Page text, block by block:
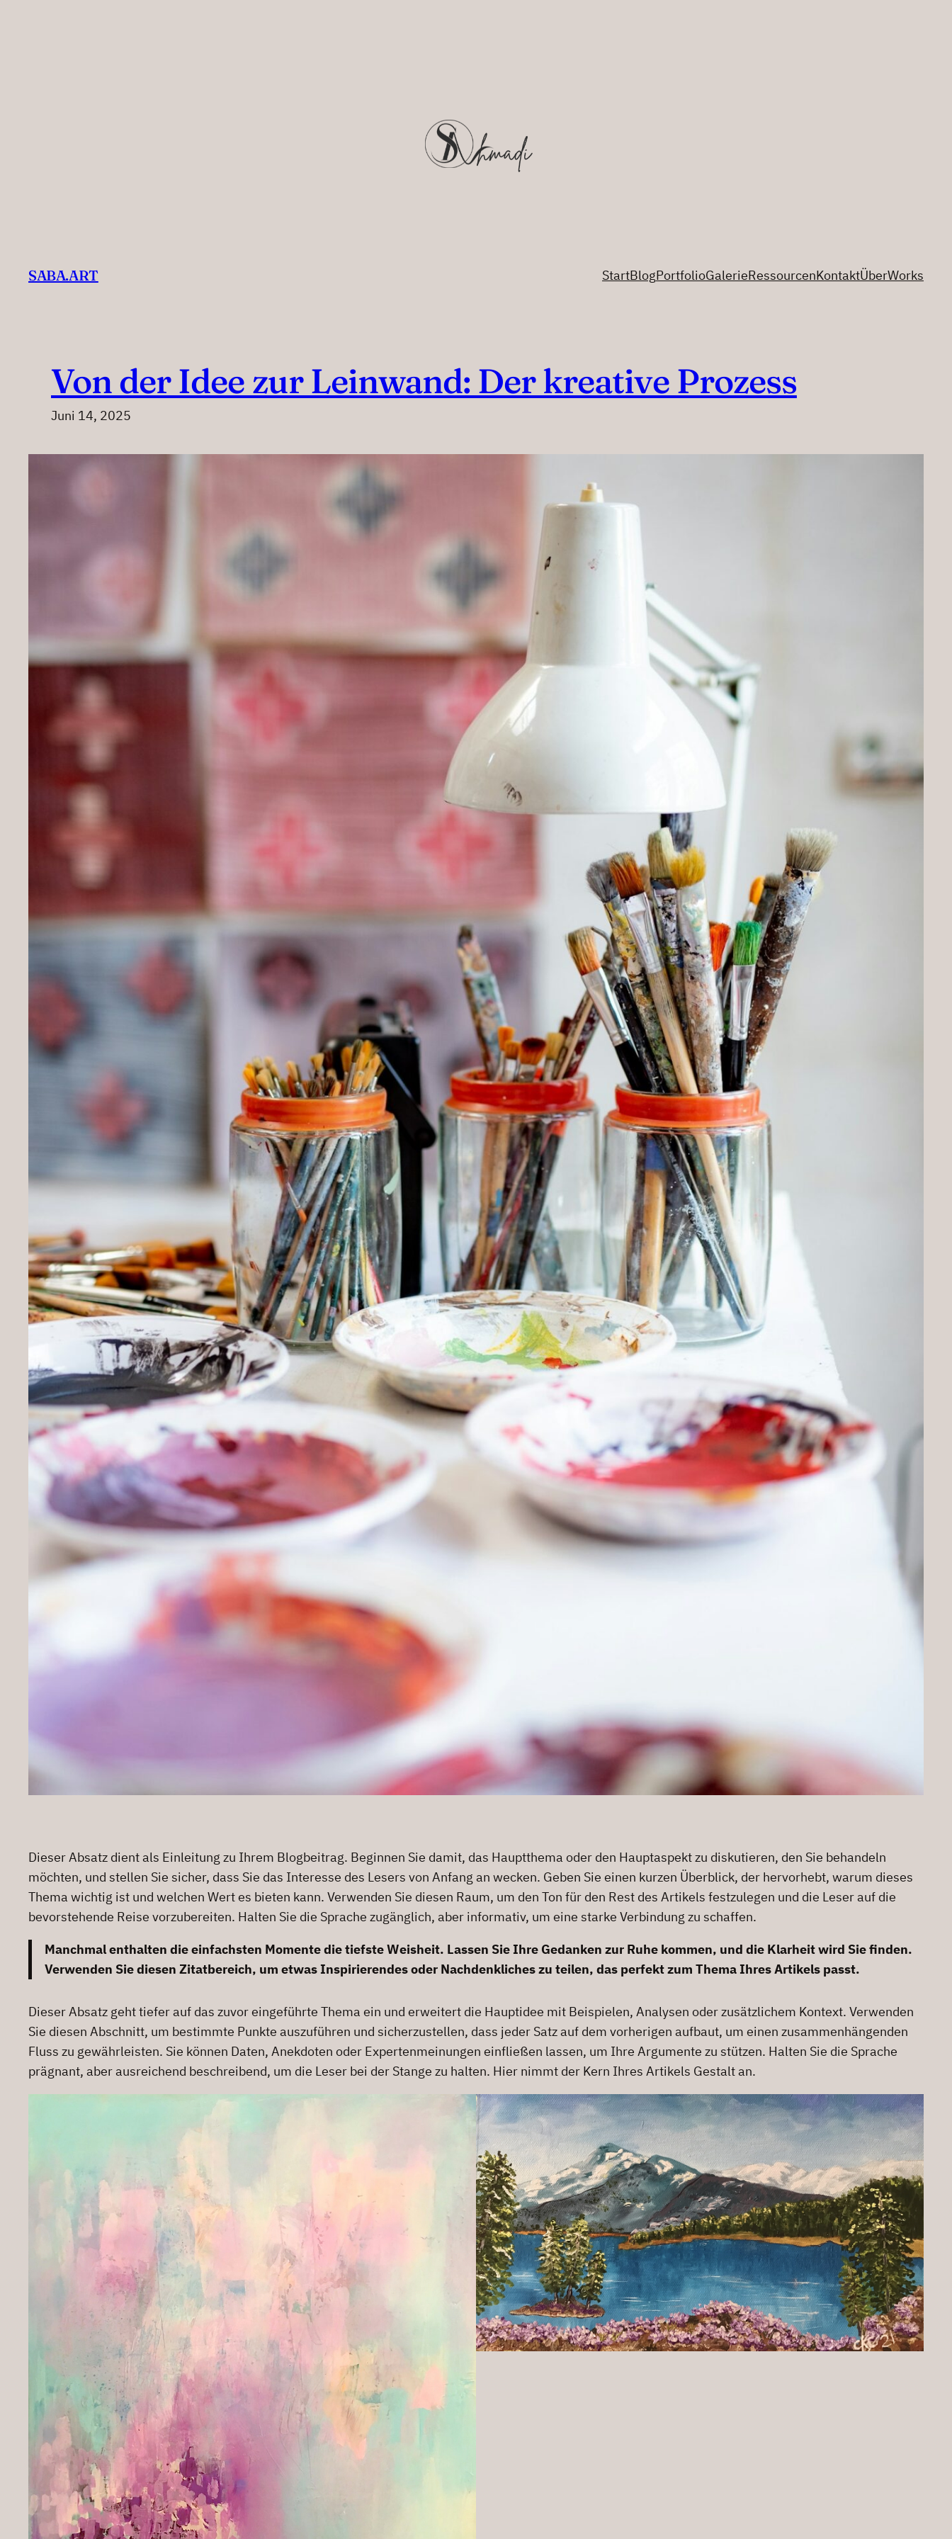
SABA.ART StartBlogPortfolioGalerieRessourcenKontaktÜberWorks
Von der Idee zur Leinwand: Der kreative Prozess
Juni 14, 2025
Dieser Absatz dient als Einleitung zu Ihrem Blogbeitrag. Beginnen Sie damit, das Hauptthema oder den Hauptaspekt zu diskutieren, den Sie behandeln
möchten, und stellen Sie sicher, dass Sie das Interesse des Lesers von Anfang an wecken. Geben Sie einen kurzen Überblick, der hervorhebt, warum dieses
Thema wichtig ist und welchen Wert es bieten kann. Verwenden Sie diesen Raum, um den Ton für den Rest des Artikels festzulegen und die Leser auf die
bevorstehende Reise vorzubereiten. Halten Sie die Sprache zugänglich, aber informativ, um eine starke Verbindung zu schaffen.
Manchmal enthalten die einfachsten Momente die tiefste Weisheit. Lassen Sie Ihre Gedanken zur Ruhe kommen, und die Klarheit wird Sie finden.
Verwenden Sie diesen Zitatbereich, um etwas Inspirierendes oder Nachdenkliches zu teilen, das perfekt zum Thema Ihres Artikels passt.
Dieser Absatz geht tiefer auf das zuvor eingeführte Thema ein und erweitert die Hauptidee mit Beispielen, Analysen oder zusätzlichem Kontext. Verwenden
Sie diesen Abschnitt, um bestimmte Punkte auszuführen und sicherzustellen, dass jeder Satz auf dem vorherigen aufbaut, um einen zusammenhängenden
Fluss zu gewährleisten. Sie können Daten, Anekdoten oder Expertenmeinungen einfließen lassen, um Ihre Argumente zu stützen. Halten Sie die Sprache
prägnant, aber ausreichend beschreibend, um die Leser bei der Stange zu halten. Hier nimmt der Kern Ihres Artikels Gestalt an.